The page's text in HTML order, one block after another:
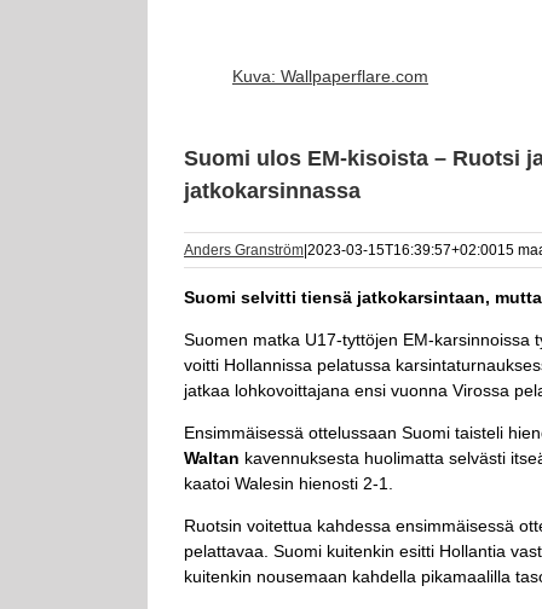
Kuva: Wallpaperflare.com
Suomi ulos EM-kisoista – Ruotsi
jatkokarsinnassa
Anders Granström 2023-03-15T16:39:57+02:0015
Suomi selvitti tiensä jatkokarsintaan,
Suomen matka U17-tyttöjen EM-karsinnoissa
voitti Hollannissa pelatussa
jatkaa lohkovoittajana ensi vuonna Virossa
Ensimmäisessä ottelussaan Suomi taisteli
Waltan kavennuksesta huolimatta selvästi
kaatoi Walesin hienosti 2-1.
Ruotsin voitettua kahdessa ensimmäisessä
pelattavaa. Suomi kuitenkin esitti Hollantia
kuitenkin nousemaan kahdella pikamaalilla